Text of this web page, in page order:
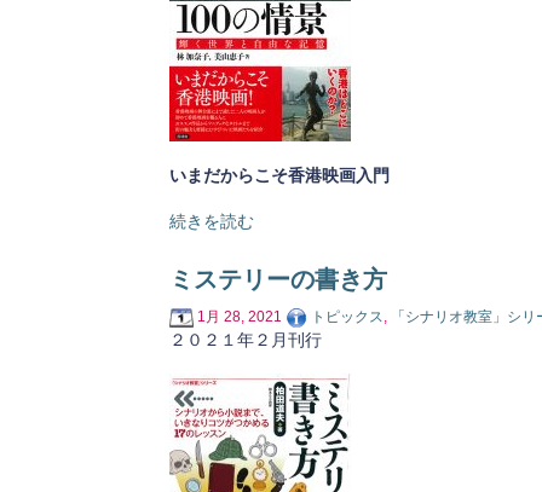
いまだからこそ香港映画入門
続きを読む
ミステリーの書き方
1月 28, 2021 トピックス, 「シナリオ教室」シリ
２０２１年２月刊行